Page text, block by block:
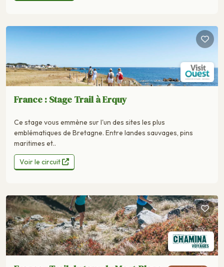
France : Stage Trail à Erquy
Ce stage vous emmène sur l'un des sites les plus
emblématiques de Bretagne. Entre landes sauvages, pins
maritimes et..
Voir le circuit